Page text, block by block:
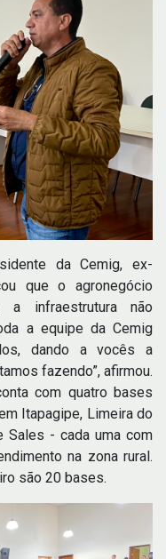
da Cemig, ex-
que o agronegócio
a infraestrutura não
a equipe da Cemig
dando a vocês a
fazendo”, afirmou.
com quatro bases
Itapagipe, Limeira do
Sales - cada uma com
na zona rural.
são 20 bases.